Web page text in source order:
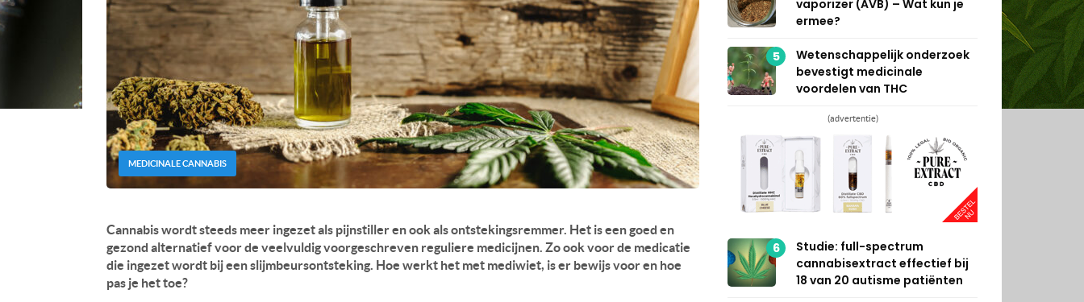
MEDICINALE CANNABIS
Cannabis wordt steeds meer ingezet als pijnstiller en ook als ontstekingsremmer. Het is een goed en
gezond alternatief voor de veelvuldig voorgeschreven reguliere medicijnen. Zo ook voor de medicatie
die ingezet wordt bij een slijmbeursontsteking. Hoe werkt het met mediwiet, is er bewijs voor en hoe
pas je het toe?
vaporizer (AVB) – Wat kun je
ermee?
5
Wetenschappelijk onderzoek
bevestigt medicinale
voordelen van THC
(advertentie)
6
Studie: full-spectrum
cannabisextract effectief bij
18 van 20 autisme patiënten